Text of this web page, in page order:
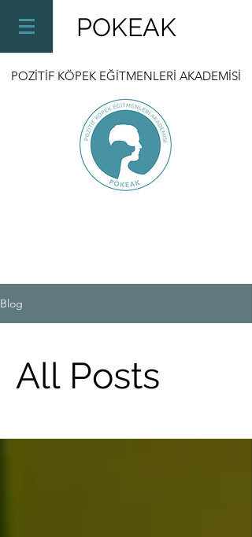
POKEAK
POZİTİF KÖPEK EĞİTMENLERİ AKADEMİSİ
Blog
All Posts